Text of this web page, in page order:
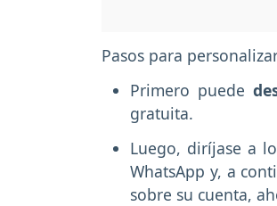
Pasos para
Primero puede
gratuita.
Luego, diríjase a
WhatsApp y, a
sobre su cuenta,